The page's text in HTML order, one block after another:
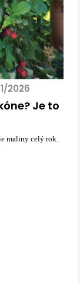
2026
Je to
maliny celý rok.